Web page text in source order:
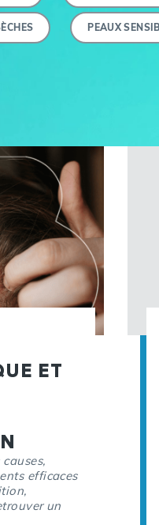
PEAUX
ET
?efficaces
un